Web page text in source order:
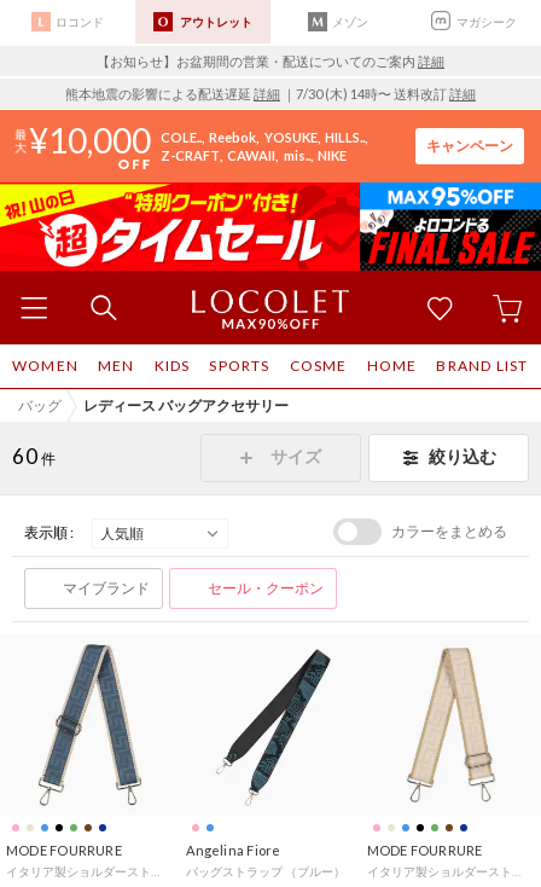
ロコンド アウトレット メゾン マガシーク
【お知らせ】お盆期間の営業・配送についてのご案内 詳細
熊本地震の影響による配送遅延 詳細 ｜7/30 (木) 14時〜 送料改訂詳細
10,000 COLE.. Reebok YOSUKE HILLS..
Z-CRAFT CAWAII mis.. NIKE
キャンペーン
WOMEN MEN KIDS SPORTS COSME HOME BRAND LIST
バッグ レディース バッグアクセサリー
60 件 サイズ 絞り込む
表示順 : カラーをまとめる
マイブランド セール・クーポン
MODE FOURRURE Angelina Fiore
バッグストラップ （ブルー）
MODE FOURRURE